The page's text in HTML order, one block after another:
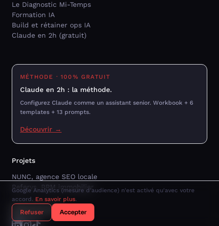
Le Diagnostic Mi-Temps
Formation IA
Build et rétainer ops IA
Claude en 2h (gratuit)
MÉTHODE · 100% GRATUIT
Claude en 2h : la méthode.
Configurez Claude comme un assistant senior. Workbook + 6
templates + 13 prompts.
Découvrir →
Projets
NUNC, agence SEO locale
Referys, PRM immobilier
Retrouvez-moi
Google Analytics (mesure d'audience) n'est activé qu'avec votre
accord. En savoir plus.
Refuser Accepter